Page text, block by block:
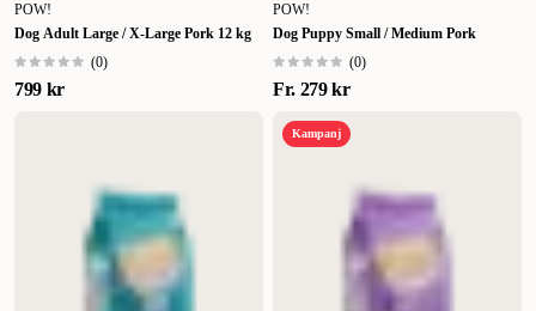
POW!
Dog Adult Large / X-Large Pork 12 kg
(0)
799 kr
POW!
Dog Puppy Small / Medium Pork
(0)
Fr. 279 kr
Kampanj